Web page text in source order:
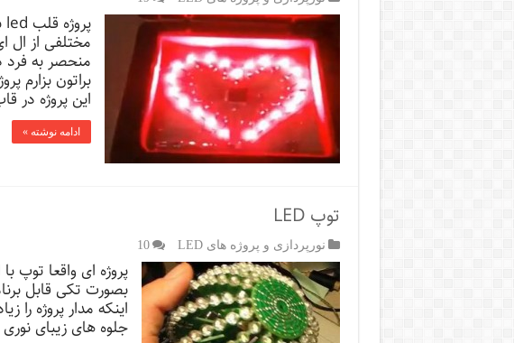
مختلفی از ال
منحصر به فرد
براتون بزارم
این پروژه در
ادامه نوشته »
توپ LED
نورپردازی و پروژه های LED 10
پروژه ای واقعا توپ
بصورت تکی قابل
اینکه مدار پروژه
جلوه های زیبای